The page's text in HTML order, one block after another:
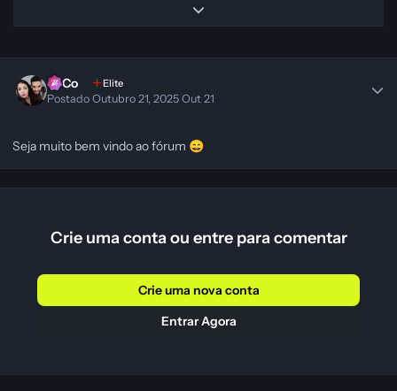
Expand topic overview
SeCo Elite
PostadoOutubro 21, 2025Out 21
Seja muito bem vindo ao fórum 😄
Crie uma conta ou entre para comentar
Crie uma nova conta
Entrar Agora